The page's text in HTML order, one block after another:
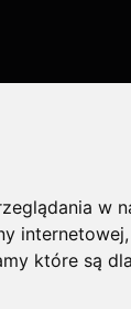
w
internetowej
które są